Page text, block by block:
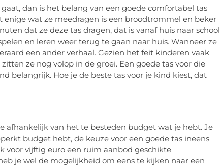
dan is het belang van een goede comfortabel tas
wat ze meedragen is een broodtrommel en beker
dat ze deze tas dragen, dat is vanaf huis naar school
en leren weer terug te gaan naar huis. Wanneer ze
een ander verhaal. Gezien het feit kinderen vaak
ze nog volop in de groei. Een goede tas voor die
belangrijk. Hoe je de beste tas voor je kind kiest, dat
afhankelijk van het te besteden budget wat je hebt. Je
budget hebt, de keuze voor een goede tas ineens
voor vijftig euro een ruim aanbod geschikte
je wel de mogelijkheid om eens te kijken naar een